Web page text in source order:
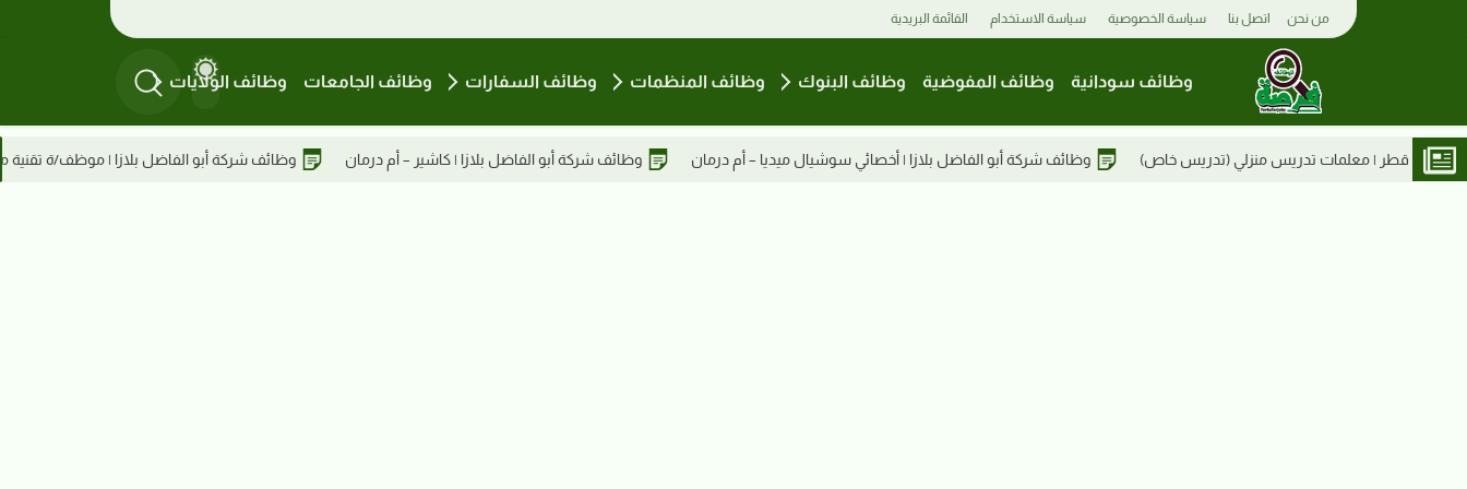
من نحن اتصل بنا سياسة الخصوصية سياسة الاستخدام القائمة البريدية
وظائف سودانية وظائف المفوضية وظائف البنوك وظائف المنظمات وظائف السفارات وظائف الجامعات وظائف الولايات
خاص) وظائف شركة أبو الفاضل بلازا | أخصائي سوشيال ميديا – أم درمان وظائف شركة أبو الفاضل بلازا | كاشير – أم درمان وظائف شركة أبو الفاضل بلازا | موظف/ة تقنية معلومات